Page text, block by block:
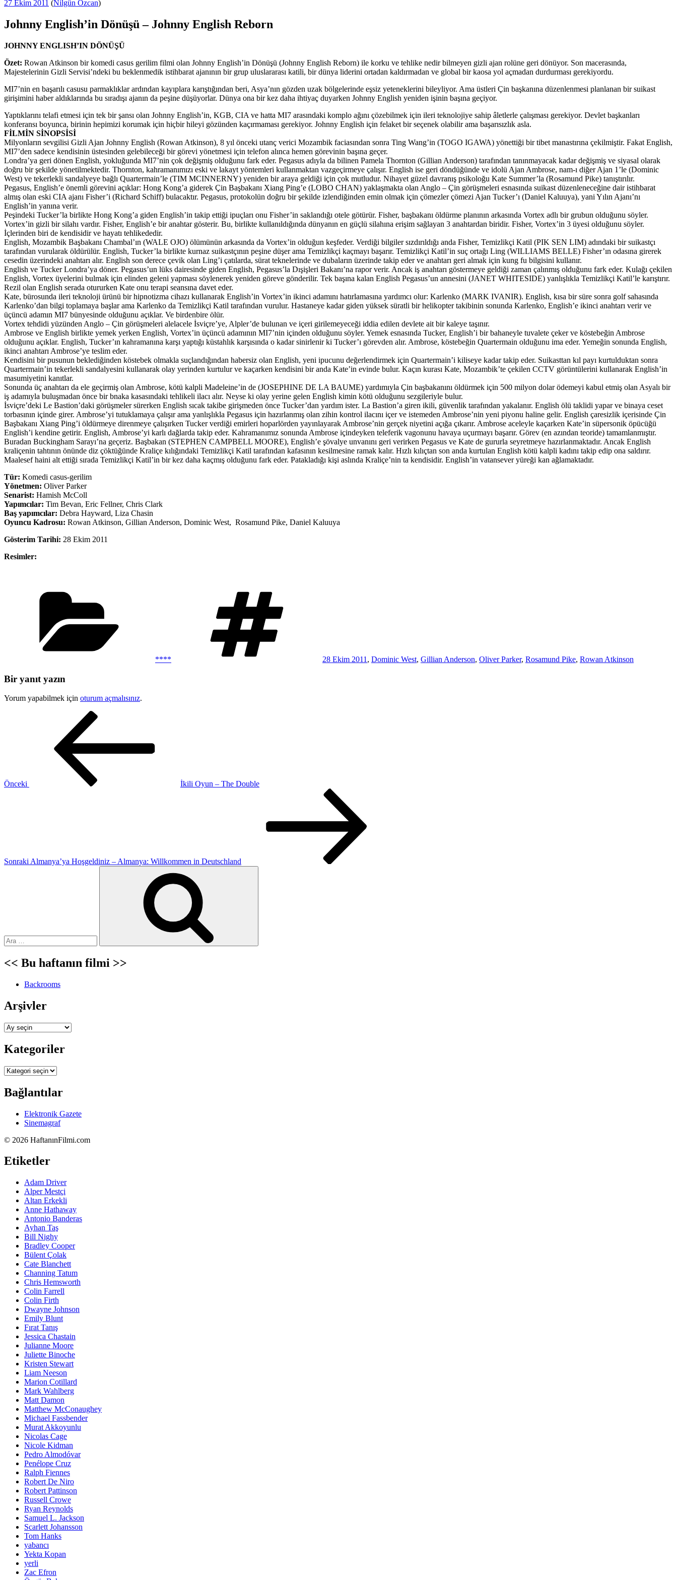
Yayım
27 Ekim 2011 (Nilgün Özcan)
Johnny English’in Dönüşü – Johnny English Reborn
JOHNNY ENGLISH’IN DÖNÜŞÜ
Özet: Rowan Atkinson bir komedi casus gerilim filmi olan Johnny English’in Dönüşü (Johnny English Reborn) ile korku ve tehlike nedir bilmeyen gizli ajan rolüne geri dönüyor. Son macerasında,
Majestelerinin Gizli Servisi’ndeki bu beklenmedik istihbarat ajanının bir grup uluslararası katili, bir dünya liderini ortadan kaldırmadan ve global bir kaosa yol açmadan durdurması gerekiyordu.
MI7’nin en başarılı casusu parmaklıklar ardından kayıplara karıştığından beri, Asya’nın gözden uzak bölgelerinde eşsiz yeteneklerini bileyliyor. Ama üstleri Çin başkanına düzenlenmesi planlanan bir suikast
girişimini haber aldıklarında bu sıradışı ajanın da peşine düşüyorlar. Dünya ona bir kez daha ihtiyaç duyarken Johnny English yeniden işinin başına geçiyor.
Yaptıklarını telafi etmesi için tek bir şansı olan Johnny English’in, KGB, CIA ve hatta MI7 arasındaki komplo ağını çözebilmek için ileri teknolojiye sahip âletlerle çalışması gerekiyor. Devlet başkanları
konferansı boyunca, birinin hepimizi korumak için hiçbir hileyi gözünden kaçırmaması gerekiyor. Johnny English için felaket bir seçenek olabilir ama başarısızlık asla.
FİLMİN SİNOPSİSİ
Milyonların sevgilisi Gizli Ajan Johnny English (Rowan Atkinson), 8 yıl önceki utanç verici Mozambik faciasından sonra Ting Wang’in (TOGO IGAWA) yönettiği bir tibet manastırına çekilmiştir. Fakat English,
MI7’den sadece kendisinin üstesinden gelebileceği bir görevi yönetmesi için telefon alınca hemen görevinin başına geçer.
Londra’ya geri dönen English, yokluğunda MI7’nin çok değişmiş olduğunu fark eder. Pegasus adıyla da bilinen Pamela Thornton (Gillian Anderson) tarafından tanınmayacak kadar değişmiş ve siyasal olarak
doğru bir şekilde yönetilmektedir. Thornton, kahramanımızı eski ve lakayt yöntemleri kullanmaktan vazgeçirmeye çalışır. English ise geri döndüğünde ve idolü Ajan Ambrose, nam-ı diğer Ajan 1’le (Dominic
West) ve tekerlekli sandalyeye bağlı Quartermain’le (TIM MCINNERNY) yeniden bir araya geldiği için çok mutludur. Nihayet güzel davranış psikoloğu Kate Summer’la (Rosamund Pike) tanıştırılır.
Pegasus, English’e önemli görevini açıklar: Hong Kong’a giderek Çin Başbakanı Xiang Ping’e (LOBO CHAN) yaklaşmakta olan Anglo – Çin görüşmeleri esnasında suikast düzenleneceğine dair istihbarat
almış olan eski CIA ajanı Fisher’i (Richard Schiff) bulacaktır. Pegasus, protokolün doğru bir şekilde izlendiğinden emin olmak için çömezler çömezi Ajan Tucker’ı (Daniel Kaluuya), yani Yılın Ajanı’nı
English’in yanına verir.
Peşindeki Tucker’la birlikte Hong Kong’a giden English’in takip ettiği ipuçları onu Fisher’in saklandığı otele götürür. Fisher, başbakanı öldürme planının arkasında Vortex adlı bir grubun olduğunu söyler.
Vortex’in gizli bir silahı vardır. Fisher, English’e bir anahtar gösterir. Bu, birlikte kullanıldığında dünyanın en güçlü silahına erişim sağlayan 3 anahtardan biridir. Fisher, Vortex’in 3 üyesi olduğunu söyler.
İçlerinden biri de kendisidir ve hayatı tehlikededir.
English, Mozambik Başbakanı Chambal’ın (WALE OJO) ölümünün arkasında da Vortex’in olduğun keşfeder. Verdiği bilgiler sızdırıldığı anda Fisher, Temizlikçi Katil (PIK SEN LIM) adındaki bir suikastçı
tarafından vurularak öldürülür. English, Tucker’la birlikte kurnaz suikastçının peşine düşer ama Temizlikçi kaçmayı başarır. Temizlikçi Katil’in suç ortağı Ling (WILLIAMS BELLE) Fisher’ın odasına girerek
cesedin üzerindeki anahtarı alır. English son derece çevik olan Ling’i çatılarda, sürat teknelerinde ve dubaların üzerinde takip eder ve anahtarı geri almak için kung fu bilgisini kullanır.
English ve Tucker Londra’ya döner. Pegasus’un lüks dairesinde giden English, Pegasus’la Dışişleri Bakanı’na rapor verir. Ancak iş anahtarı göstermeye geldiği zaman çalınmış olduğunu fark eder. Kulağı çekilen
English, Vortex üyelerini bulmak için elinden geleni yapması söylenerek yeniden göreve gönderilir. Tek başına kalan English Pegasus’un annesini (JANET WHITESIDE) yanlışlıkla Temizlikçi Katil’le karıştırır.
Rezil olan English serada otururken Kate onu terapi seansına davet eder.
Kate, bürosunda ileri teknoloji ürünü bir hipnotizma cihazı kullanarak English’in Vortex’in ikinci adamını hatırlamasına yardımcı olur: Karlenko (MARK IVANIR). English, kısa bir süre sonra golf sahasında
Karlenko’dan bilgi toplamaya başlar ama Karlenko da Temizlikçi Katil tarafından vurulur. Hastaneye kadar giden yüksek süratli bir helikopter takibinin sonunda Karlenko, English’e ikinci anahtarı verir ve
üçüncü adamın MI7 bünyesinde olduğunu açıklar. Ve birdenbire ölür.
Vortex tehdidi yüzünden Anglo – Çin görüşmeleri alelacele İsviçre’ye, Alpler’de bulunan ve içeri girilemeyeceği iddia edilen devlete ait bir kaleye taşınır.
Ambrose ve English birlikte yemek yerken English, Vortex’in üçüncü adamının MI7’nin içinden olduğunu söyler. Yemek esnasında Tucker, English’i bir bahaneyle tuvalete çeker ve köstebeğin Ambrose
olduğunu açıklar. English, Tucker’ın kahramanına karşı yaptığı küstahlık karşısında o kadar sinirlenir ki Tucker’ı görevden alır. Ambrose, köstebeğin Quartermain olduğunu ima eder. Yemeğin sonunda English,
ikinci anahtarı Ambrose’ye teslim eder.
Kendisini bir pusunun beklediğinden köstebek olmakla suçlandığından habersiz olan English, yeni ipucunu değerlendirmek için Quartermain’i kiliseye kadar takip eder. Suikasttan kıl payı kurtulduktan sonra
Quartermain’in tekerlekli sandalyesini kullanarak olay yerinden kurtulur ve kaçarken kendisini bir anda Kate’in evinde bulur. Kaçın kurası Kate, Mozambik’te çekilen CCTV görüntülerini kullanarak English’in
masumiyetini kanıtlar.
Sonunda üç anahtarı da ele geçirmiş olan Ambrose, kötü kalpli Madeleine’in de (JOSEPHINE DE LA BAUME) yardımıyla Çin başbakanını öldürmek için 500 milyon dolar ödemeyi kabul etmiş olan Asyalı bir
iş adamıyla buluşmadan önce bir bnaka kasasındaki tehlikeli ilacı alır. Neyse ki olay yerine gelen English kimin kötü olduğunu sezgileriyle bulur.
İsviçre’deki Le Bastion’daki görüşmeler sürerken English sıcak takibe girişmeden önce Tucker’dan yardım ister. La Bastion’a giren ikili, güvenlik tarafından yakalanır. English ölü taklidi yapar ve binaya ceset
torbasının içinde girer. Ambrose’yi tutuklamaya çalışır ama yanlışlıkla Pegasus için hazırlanmış olan zihin kontrol ilacını içer ve istemeden Ambrose’nin yeni piyonu haline gelir. English çaresizlik içerisinde Çin
Başbakanı Xiang Ping’i öldürmeye direnmeye çalışırken Tucker verdiği emirleri hoparlörden yayınlayarak Ambrose’nin gerçek niyetini açığa çıkarır. Ambrose aceleyle kaçarken Kate’in süpersonik öpücüğü
English’i kendine getirir. English, Ambrose’yi karlı dağlarda takip eder. Kahramanımız sonunda Ambrose içindeyken teleferik vagonunu havaya uçurmayı başarır. Görev (en azından teoride) tamamlanmıştır.
Buradan Buckingham Sarayı’na geçeriz. Başbakan (STEPHEN CAMPBELL MOORE), English’e şövalye unvanını geri verirken Pegasus ve Kate de gururla seyretmeye hazırlanmaktadır. Ancak English
kraliçenin tahtının önünde diz çöktüğünde Kraliçe kılığındaki Temizlikçi Katil tarafından kafasının kesilmesine ramak kalır. Hızlı kılıçtan son anda kurtulan English kötü kalpli kadını takip edip ona saldırır.
Maalesef haini alt ettiği sırada Temizlikçi Katil’in bir kez daha kaçmış olduğunu fark eder. Patakladığı kişi aslında Kraliçe’nin ta kendisidir. English’in vatansever yüreği kan ağlamaktadır.
Tür: Komedi casus-gerilim
Yönetmen: Oliver Parker
Senarist: Hamish McColl
Yapımcılar: Tim Bevan, Eric Fellner, Chris Clark
Baş yapımcılar: Debra Hayward, Liza Chasin
Oyuncu Kadrosu: Rowan Atkinson, Gillian Anderson, Dominic West, Rosamund Pike, Daniel Kaluuya
Gösterim Tarihi: 28 Ekim 2011
Resimler:
**** 28 Ekim 2011 , Dominic West, Gillian Anderson, Oliver Parker, Rosamund Pike, Rowan Atkinson
Bir yanıt yazın
Yorum yapabilmek için oturum açmalısınız.
Önceki
İkili Oyun – The Double
Sonraki Almanya’ya Hoşgeldiniz – Almanya: Willkommen in Deutschland
<< Bu haftanın filmi >>
Backrooms
Arşivler
Arşivler
Kategoriler
Kategoriler
Bağlantılar
Elektronik Gazete
Sinemagraf
© 2026 HaftanınFilmi.com
Etiketler
Adam Driver
Alper Mestçi
Altan Erkekli
Anne Hathaway
Antonio Banderas
Ayhan Taş
Bill Nighy
Bradley Cooper
Bülent Çolak
Cate Blanchett
Channing Tatum
Chris Hemsworth
Colin Farrell
Colin Firth
Dwayne Johnson
Emily Blunt
Fırat Tanış
Jessica Chastain
Julianne Moore
Juliette Binoche
Kristen Stewart
Liam Neeson
Marion Cotillard
Mark Wahlberg
Matt Damon
Matthew McConaughey
Michael Fassbender
Murat Akkoyunlu
Nicolas Cage
Nicole Kidman
Pedro Almodóvar
Penélope Cruz
Ralph Fiennes
Robert De Niro
Robert Pattinson
Russell Crowe
Ryan Reynolds
Samuel L. Jackson
Scarlett Johansson
Tom Hanks
yabancı
Yekta Kopan
yerli
Zac Efron